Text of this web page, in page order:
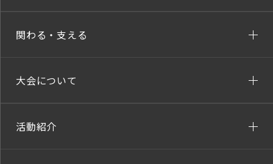
関わる・支える
大会について
活動紹介